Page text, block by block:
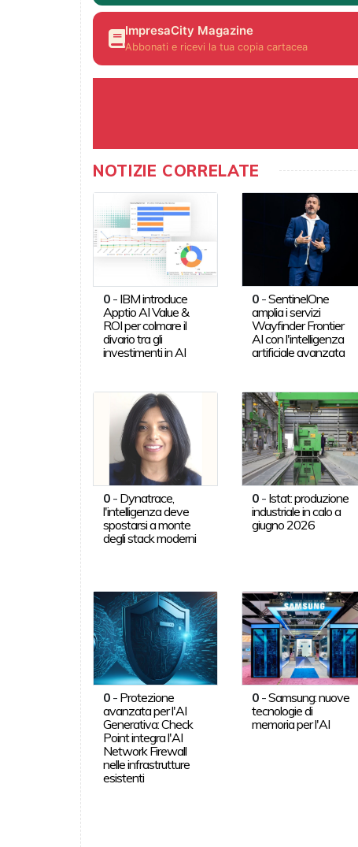
ImpresaCity Magazine
Abbonati e ricevi la tua copia cartacea
NOTIZIE CORRELATE
0- IBM introduce
Apptio AI Value &
ROI per colmare il
divario tra gli
investimenti in AI
0 -SentinelOne
amplia i servizi
Wayfinder Frontier
AI con l'intelligenza
artificiale avanzata
0- Dynatrace,
l'intelligenza deve
spostarsi a monte
degli stack moderni
0 - Istat: produzione
industriale in calo a
giugno 2026
0- Protezione
avanzata per l'AI
Generativa: Check
Point integra l'AI
Network Firewall
nelle infrastrutture
esistenti
0 -Samsung: nuove
tecnologie di
memoria per l'AI